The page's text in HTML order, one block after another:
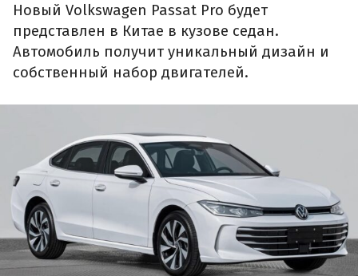
Новый Volkswagen Passat Pro будет
представлен в Китае в кузове седан.
Автомобиль получит уникальный дизайн и
собственный набор двигателей.